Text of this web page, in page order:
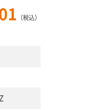
（税込）